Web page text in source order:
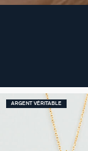
ARGENT VÉRITABLE